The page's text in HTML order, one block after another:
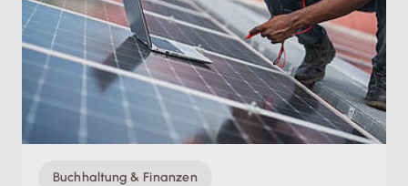
Buchhaltung & Finanzen